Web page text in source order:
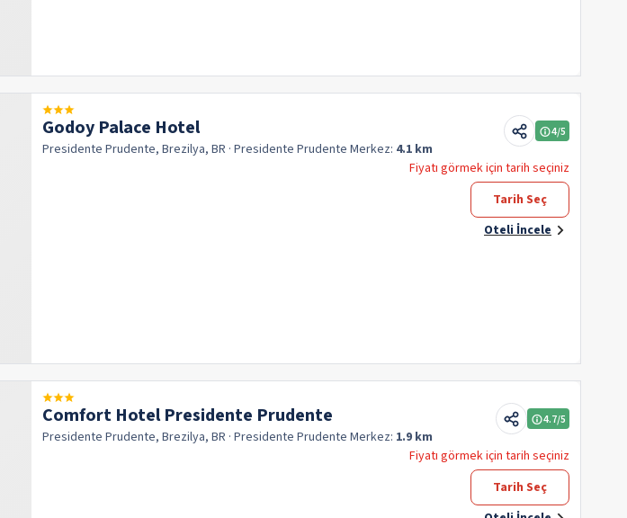
Godoy Palace Hotel
Presidente Prudente, Brezilya, BR · Presidente Prudente Merkez: 4.1 km
4/5
Fiyatı görmek için tarih seçiniz
Tarih Seç
Oteli İncele
Comfort Hotel Presidente Prudente
Presidente Prudente, Brezilya, BR · Presidente Prudente Merkez: 1.9 km
4.7/5
Fiyatı görmek için tarih seçiniz
Tarih Seç